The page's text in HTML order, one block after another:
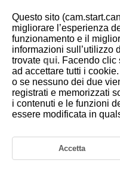
D388-104
Timer misurazione
È possibile impostare la
(che determina la durata della
dell'esposizione/blocco AE)
Selezionare [ :
Questo sito
migliorare l’esperienza
funzionamento e il
informazioni sull’utilizzo
trovate qui. Facendo clic
ad accettare tutti i
o se nessuno dei due
registrati e memorizzati
i contenuti e le funzioni
essere modificata in
Accetta